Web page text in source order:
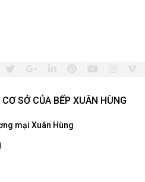
SỞ CỦA BẾP XUÂN HÙNG
mại Xuân Hùng